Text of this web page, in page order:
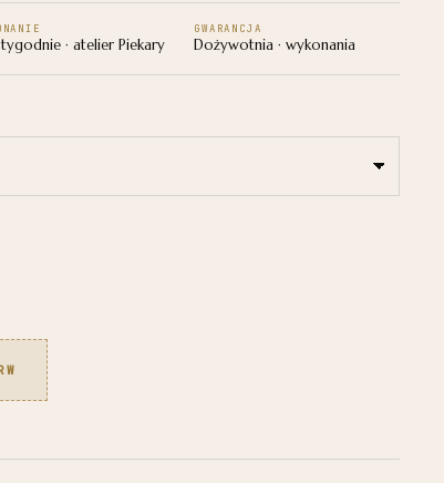
· atelier Piekary
GWARANCJA
Dożywotnia · wykonania